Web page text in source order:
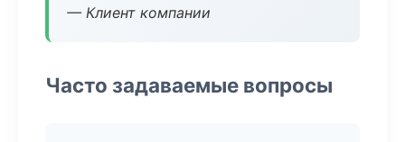
— Клиент компании
Часто задаваемые вопросы